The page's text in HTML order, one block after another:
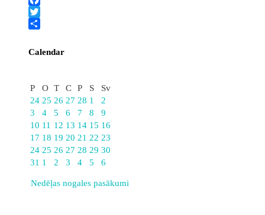
Facebook
Twitter
Calendar
P
O T C P S
Sv
24 25 26 27 28 1
2
3
4 5 6 7 8
9
10 11 12 13 14 15 16
17 18 19 20 21 22 23
24 25 26 27 28 29 30
31 1 2 3 4 5 6
Nedēļas nogales pasākumi